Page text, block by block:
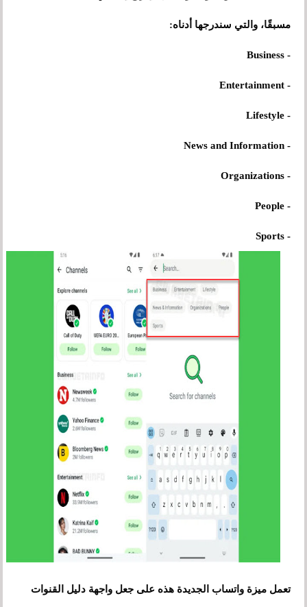
مسبقًا، والتي سندرجها أدناه:
- Business
- Entertainment
- Lifestyle
- News and Information
- Organizations
- People
- Sports
تعمل ميزة واتساب الجديدة هذه على جعل واجهة دليل القنوات